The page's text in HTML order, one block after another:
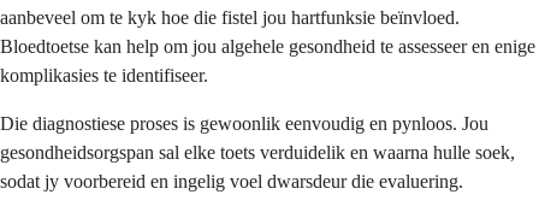
aanbeveel om te kyk hoe die fistel jou hartfunksie beïnvloed.
Bloedtoetse kan help om jou algehele gesondheid te assesseer en enige
komplikasies te identifiseer.
Die diagnostiese proses is gewoonlik eenvoudig en pynloos. Jou
gesondheidsorgspan sal elke toets verduidelik en waarna hulle soek,
sodat jy voorbereid en ingelig voel dwarsdeur die evaluering.